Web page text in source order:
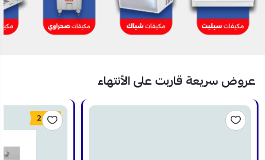
عروض سريعة قاربت على الأنتهاء
24%